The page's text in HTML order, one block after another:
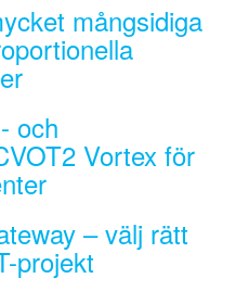
mångsidiga
och
Vortex för
– välj rätt
projekt